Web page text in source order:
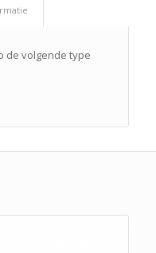
de volgende type